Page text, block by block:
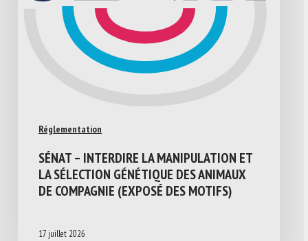
Réglementation
SÉNAT – INTERDIRE LA MANIPULATION ET
LA SÉLECTION GÉNÉTIQUE DES ANIMAUX
DE COMPAGNIE (EXPOSÉ DES MOTIFS)
17 juillet 2026